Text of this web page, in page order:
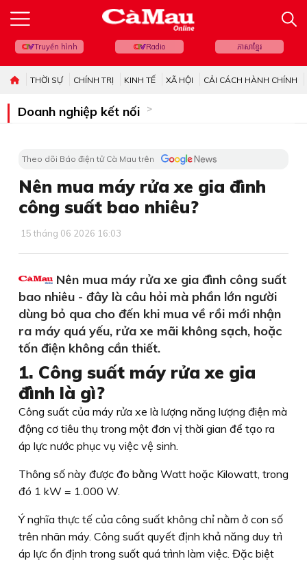
Truyền hình Radio ភាសាខ្មែរ
THỜI SỰ CHÍNH TRỊ KINH TẾ XÃ HỘI CẢI CÁCH HÀNH CHÍNH
Doanh nghiệp kết nối
Theo dõi Báo điện tử Cà Mau trên
Nên mua máy rửa xe gia đình
công suất bao nhiêu?
15 tháng 06 2026 16:03
Nên mua máy rửa xe gia đình công suất
bao nhiêu - đây là câu hỏi mà phần lớn người
dùng bỏ qua cho đến khi mua về rồi mới nhận
ra máy quá yếu, rửa xe mãi không sạch, hoặc
tốn điện không cần thiết.
1. Công suất máy rửa xe gia
đình là gì?
Công suất của máy rửa xe là lượng năng lượng điện mà
động cơ tiêu thụ trong một đơn vị thời gian để tạo ra
áp lực nước phục vụ việc vệ sinh.
Thông số này được đo bằng Watt hoặc Kilowatt, trong
đó 1 kW = 1.000 W.
Ý nghĩa thực tế của công suất không chỉ nằm ở con số
trên nhãn máy. Công suất quyết định khả năng duy trì
áp lực ổn định trong suốt quá trình làm việc. Đặc biệt